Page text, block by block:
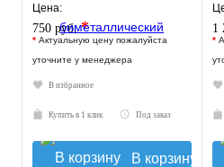
Цена:
750 руб.*
* Актуальную цену пожалуйста
уточните у менеджера
В избранное
Купить в 1 клик Под заказ
В корзину
1
*